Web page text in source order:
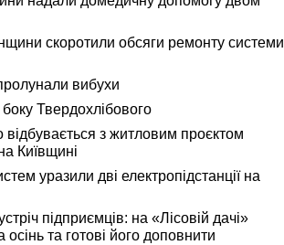
скоротили обсяги ремонту системи
вибухи
Твердохлібового
відбувається з житловим проєктом
Київщині
уразили дві електропідстанції на
підприємців: на «Лісовій дачі»
та готові його доповнити